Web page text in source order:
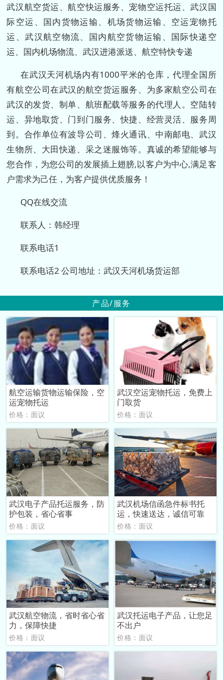
武汉航空货运、航空快运服务、宠物空运托运、武汉国
际空运、国内货物运输、机场货物运输、空运宠物托
运、武汉航空物流、国内航空货物运输、国际快递空
运、国内机场物流、武汉进港派送、航空特快专递
在武汉天河机场内有1000平米的仓库，代理全国所
有航空公司在武汉的航空货运服务、为多家航空公司在
武汉的发货、制单、航班配载等服务的代理人。空陆转
运、异地取货、门到门服务、快捷、经营灵活、服务周
到。合作单位有波导公司、烽火通讯、中南邮电、武汉
生物所、大田快递、采之迷服饰等。真诚的希望能够与
您合作，为您公司的发展插上翅膀,以客户为中心,满足客
户需求为己任，为客户提供优质服务！
QQ在线交流
联系人：韩经理
联系电话1
联系电话2 公司地址：武汉天河机场货运部
产品/服务
航空运输货物运输保险，空
运宠物托运
价格：面议
武汉空运宠物托运，免费上
门取货
价格：面议
武汉电子产品托运服务，防
护包装，省心省事
价格：面议
武汉机场信函急件标书托
运，快速送达，诚信可靠
价格：面议
武汉航空物流，省时省心省
力，保障快捷
价格：面议
武汉托运电子产品，让您足
不出户
价格：面议